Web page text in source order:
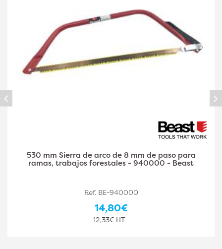
Sierra de carpintero Sterling con hoja reversible L.
250 x A. 0,65 x Paso 2,05 mm y mango de madera
de haya - Diamwood Platinum
Ref. DW-PLA722724000
18,30€
15,25€ HT